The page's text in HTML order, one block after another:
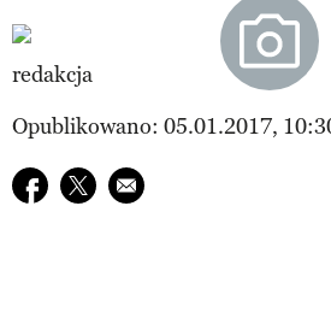
redakcja
Opublikowano: 05.01.2017,
Udostępnij na facebook
Udostępnij na twitter
E-mail do przyjaciela